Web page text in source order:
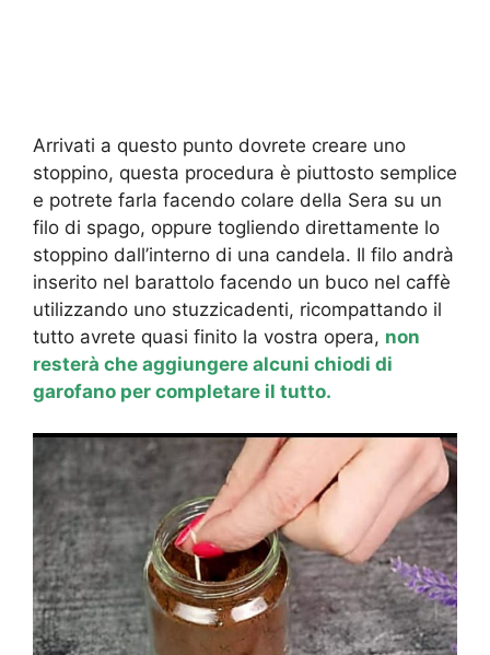
Arrivati a questo punto dovrete creare uno
stoppino, questa procedura è piuttosto semplice
e potrete farla facendo colare della Sera su un
filo di spago, oppure togliendo direttamente lo
stoppino dall’interno di una candela. Il filo andrà
inserito nel barattolo facendo un buco nel caffè
utilizzando uno stuzzicadenti, ricompattando il
tutto avrete quasi finito la vostra opera, non
resterà che aggiungere alcuni chiodi di
garofano per completare il tutto.